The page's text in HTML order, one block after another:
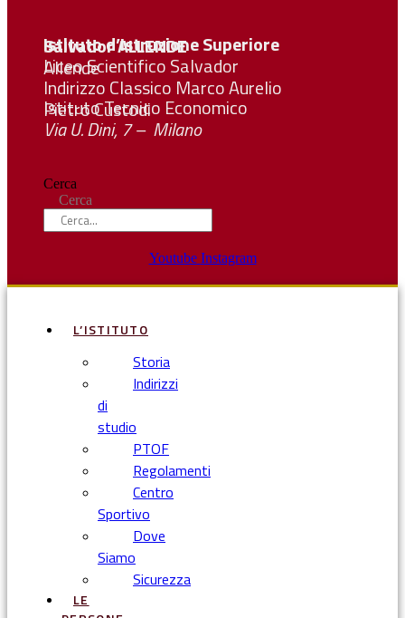
Istituto d’Istruzione Superiore SalvadorALLENDE
Liceo Scientifico Salvador Allende
Indirizzo Classico Marco Aurelio
Istituto Tecnico Economico Pietro Custodi
Via U. Dini, 7 – Milano
Cerca
Cerca
Youtube Instagram
L’ISTITUTO
Storia
Indirizzi
di
studio
PTOF
Regolamenti
Centro
Sportivo
Dove
Siamo
Sicurezza
LE